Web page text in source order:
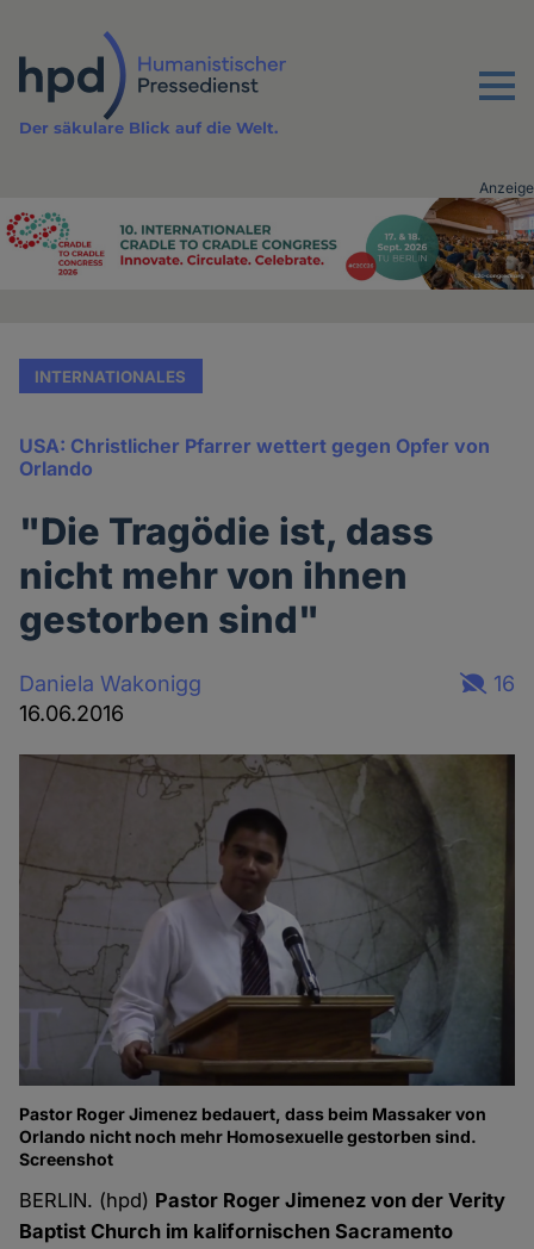
Inhalt
Menu
Der säkulare Blick auf die Welt.
Advertising
Anzeige
INTERNATIONALES
USA: Christlicher Pfarrer wettert gegen Opfer von
Orlando
"Die Tragödie ist, dass
nicht mehr von ihnen
gestorben sind"
Daniela Wakonigg
16.06.2016
16
Pastor Roger Jimenez bedauert, dass beim Massaker von
Orlando nicht noch mehr Homosexuelle gestorben sind.
Screenshot
BERLIN. (hpd) Pastor Roger Jimenez von der Verity
Baptist Church im kalifornischen Sacramento